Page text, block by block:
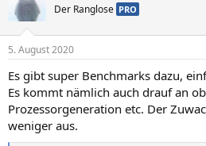
Der Ranglose PRO
5. August 2020
Es gibt super Benchmarks dazu,
Es kommt nämlich auch drauf an
Prozessorgeneration etc. Der
weniger aus.